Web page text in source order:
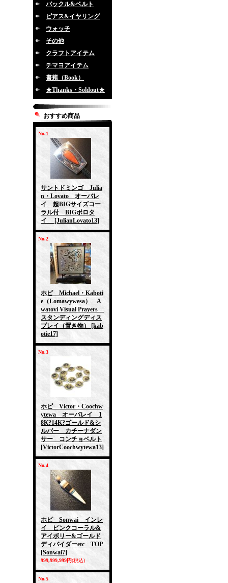
バックル&ベルト
ピアス&イヤリング
ウォッチ
その他
クラフトアイテム
チマヨアイテム
書籍（Book）
★Thanks・Soldout★
おすすめ商品
No.1
サントドミンゴ Julia
n・Lovato オーバレ
イ 超BIGサイズコー
ラル付 BIGボロタ
イ
[JulianLovato13]
No.2
ホピ Michael・Kaboti
e（Lomawywesa） A
watovi Visual Prayers
スタンディングディス
プレイ（置き物）
[kab
otie17]
No.3
ホピ Victor・Coochw
ytewa オーバレイ 1
8K?14K?ゴールド&シ
ルバー カチーナダン
サー コンチョベルト
[VictorCoochwytewa13]
No.4
ホピ Sonwai インレ
イ ピンクコーラル&
アイボリー&ゴールド
ディバイダーetc TOP
[Sonwai7]
999,999,999円(税込)
No.5